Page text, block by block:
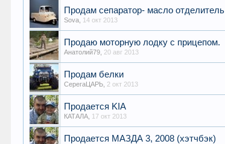
Продам сепаратор- масло отделитель
Sova 14 окт 2013
Продаю моторную лодку с прицепом.
Анатолий79 20 авг 2013
Продам белки
СерегаЦАРЬ 2 окт 2013
Продается KIA
КАТАЛА 17 окт 2013
Продается МАЗДА 3, 2008 (хэтчбэк)